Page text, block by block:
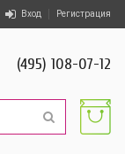
Вход Регистрация
(495) 108-07-12